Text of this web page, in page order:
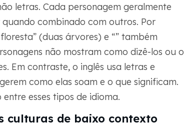
letras. Cada personagem geralmente
combinado com outros. Por
(duas árvores) e “” também
não mostram como dizê-los ou o
Em contraste, o inglês usa letras e
como elas soam e o que significam.
esses tipos de idioma.
culturas de baixo contexto